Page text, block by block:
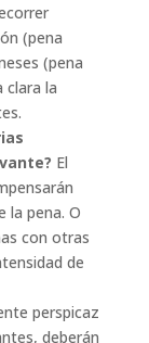
(pena
(pena
clara la
El
la pena. O
con otras
de
perspicaz
deberán